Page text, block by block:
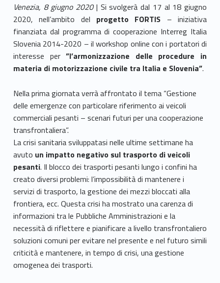
Venezia, 8 giugno 2020| Si svolgerà dal 17 al 18 giugno
2020, nell’ambito del progetto FORTIS – iniziativa
finanziata dal programma di cooperazione Interreg Italia
Slovenia 2014-2020 – il workshop online con i portatori di
interesse per”l’armonizzazione delle procedure in
materia di motorizzazione civile tra Italia e Slovenia”.
Nella prima giornata verrà affrontato il tema “Gestione
delle emergenze con particolare riferimento ai veicoli
commerciali pesanti – scenari futuri per una cooperazione
transfrontaliera”.
La crisi sanitaria sviluppatasi nelle ultime settimane ha
avuto un impatto negativo sul trasporto di veicoli
pesanti. Il blocco dei trasporti pesanti lungo i confini ha
creato diversi problemi: l’impossibilità di mantenere i
servizi di trasporto, la gestione dei mezzi bloccati alla
frontiera, ecc. Questa crisi ha mostrato una carenza di
informazioni tra le Pubbliche Amministrazioni e la
necessità di riflettere e pianificare a livello transfrontaliero
soluzioni comuni per evitare nel presente e nel futuro simili
criticità e mantenere, in tempo di crisi, una gestione
omogenea dei trasporti.